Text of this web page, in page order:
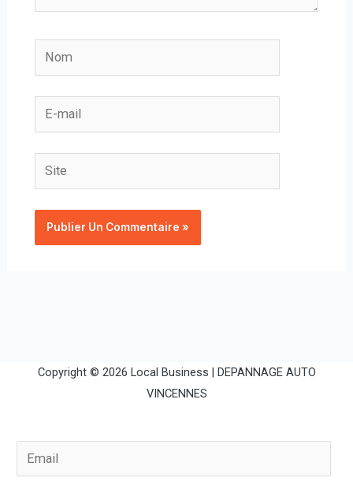
Nom
E-
mail
Site
Copyright © 2026 Local Business | DEPANNAGE AUTO
VINCENNES
m